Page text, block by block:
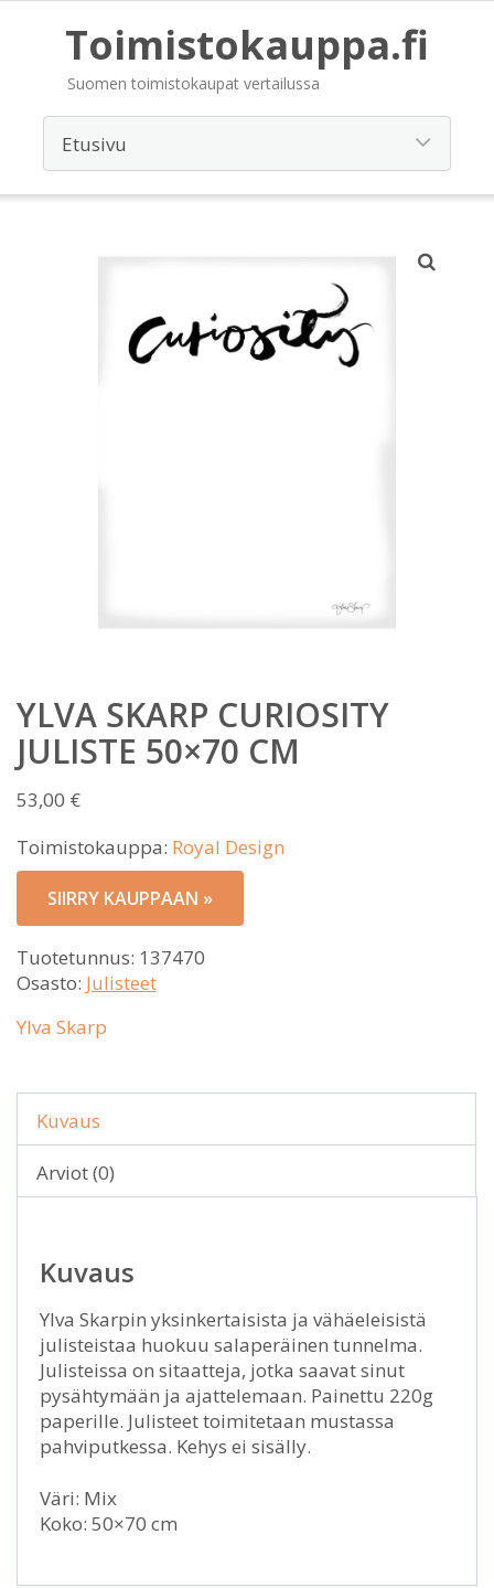
Toimistokauppa.fi
Suomen toimistokaupat vertailussa
YLVA SKARP CURIOSITY
JULISTE 50×70 CM
53,00 €
Toimistokauppa: Royal Design
SIIRRY KAUPPAAN »
Tuotetunnus: 137470
Osasto: Julisteet
Ylva Skarp
Kuvaus
Arviot (0)
Kuvaus
Ylva Skarpin yksinkertaisista ja vähäeleisistä
julisteistaa huokuu salaperäinen tunnelma.
Julisteissa on sitaatteja, jotka saavat sinut
pysähtymään ja ajattelemaan. Painettu 220g
paperille. Julisteet toimitetaan mustassa
pahviputkessa. Kehys ei sisälly.
Väri: Mix
Koko: 50×70 cm